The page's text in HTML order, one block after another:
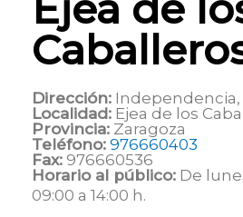
Dirección: Independencia,
Localidad: Ejea de los
Provincia: Zaragoza
Teléfono: 976660403
Fax: 976660536
Horario al público: De
09:00 a 14:00 h.